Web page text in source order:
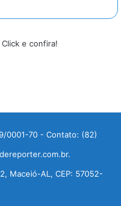
e confira!
0001-70 - Contato: (82)
Maceió-AL, CEP: 57052-